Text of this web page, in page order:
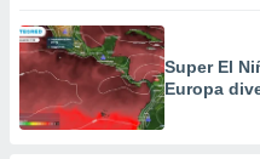
Super El
Europa